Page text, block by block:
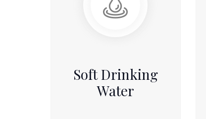
Soft Drinking
Water